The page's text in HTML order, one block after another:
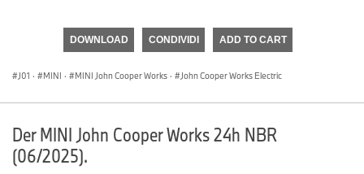
DOWNLOAD CONDIVIDI ADD TO CART
J01 · MINI · MINI John Cooper Works · John Cooper Works Electric
Der MINI John Cooper Works 24h NBR
(06/2025).